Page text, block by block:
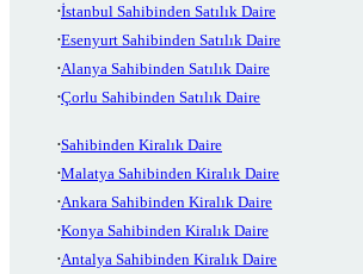
İstanbul Sahibinden Satılık Daire
Esenyurt Sahibinden Satılık Daire
Alanya Sahibinden Satılık Daire
Çorlu Sahibinden Satılık Daire
Sahibinden Kiralık Daire
Malatya Sahibinden Kiralık Daire
Ankara Sahibinden Kiralık Daire
Konya Sahibinden Kiralık Daire
Antalya Sahibinden Kiralık Daire